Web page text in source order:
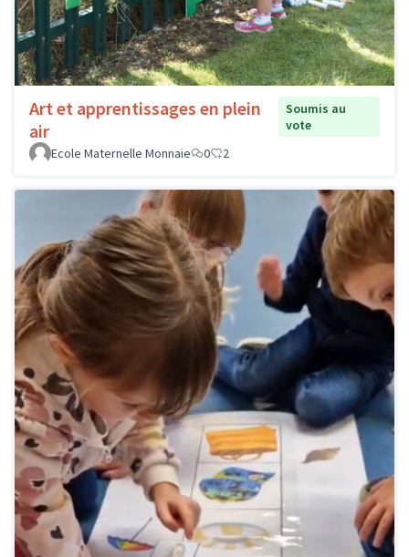
Art et apprentissages en plein
air
Soumis au
vote
Ecole Maternelle Monnaie
0 2